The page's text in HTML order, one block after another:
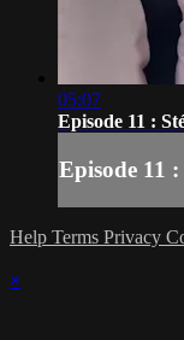
05:07
Episode 11 :
Episode 11 :
Help Terms Privacy
×